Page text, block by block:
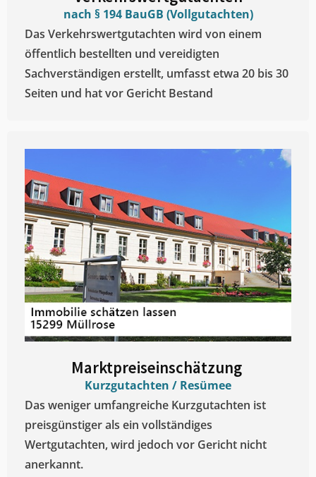
nach § 194 BauGB (Vollgutachten)
Das Verkehrswertgutachten wird von einem
öffentlich bestellten und vereidigten
Sachverständigen erstellt, umfasst etwa 20 bis 30
Seiten und hat vor Gericht Bestand
Marktpreiseinschätzung ​
Kurzgutachten / Resümee
Das weniger umfangreiche Kurzgutachten ist
preisgünstiger als ein vollständiges
Wertgutachten, wird jedoch vor Gericht nicht
anerkannt.